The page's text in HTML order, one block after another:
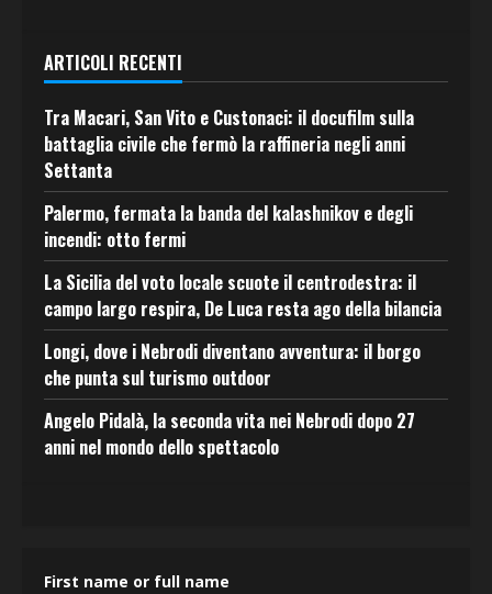
ARTICOLI RECENTI
Tra Macari, San Vito e Custonaci: il docufilm sulla
battaglia civile che fermò la raffineria negli anni
Settanta
Palermo, fermata la banda del kalashnikov e degli
incendi: otto fermi
La Sicilia del voto locale scuote il centrodestra: il
campo largo respira, De Luca resta ago della bilancia
Longi, dove i Nebrodi diventano avventura: il borgo
che punta sul turismo outdoor
Angelo Pidalà, la seconda vita nei Nebrodi dopo 27
anni nel mondo dello spettacolo
First name or full name